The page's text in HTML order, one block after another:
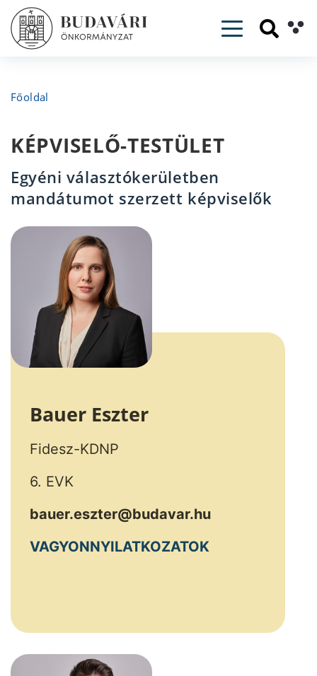
Toggle
Főoldal
KÉPVISELŐ-TESTÜLET
Egyéni választókerületben
mandátumot szerzett képviselők
Bauer Eszter
Fidesz-KDNP
6. EVK
bauer.eszter@budavar.hu
VAGYONNYILATKOZATOK